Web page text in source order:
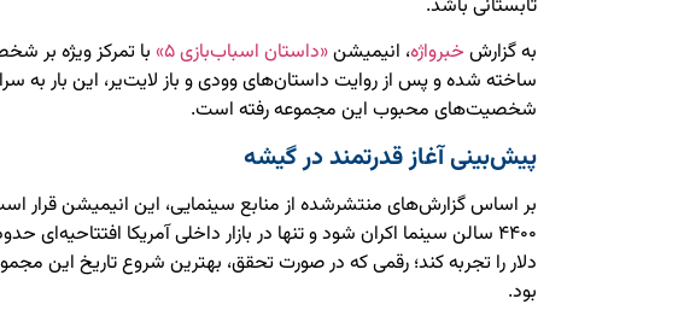
تابستانی باشد.
به گزارش خبرواژه، انیمیشن«داستان اسباب‌بازی ۵»
با تمرکز ویژه بر
ساخته شده و پس از روایت داستان‌های وودی و باز لایت‌یر، این بار به
شخصیت‌های محبوب این مجموعه رفته است.
پیش‌بینی آغاز قدرتمند در گیشه
بر اساس گزارش‌های منتشرشده از منابع سینمایی، این انیمیشن قرار
دلار را تجربه کند؛ رقمی که در صورت تحقق، بهترین شروع تاریخ این
بود.